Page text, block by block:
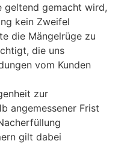
geltend gemacht wird,
kein Zweifel
die Mängelrüge zu
die uns
vom Kunden
zur
angemessener Frist
gilt dabei